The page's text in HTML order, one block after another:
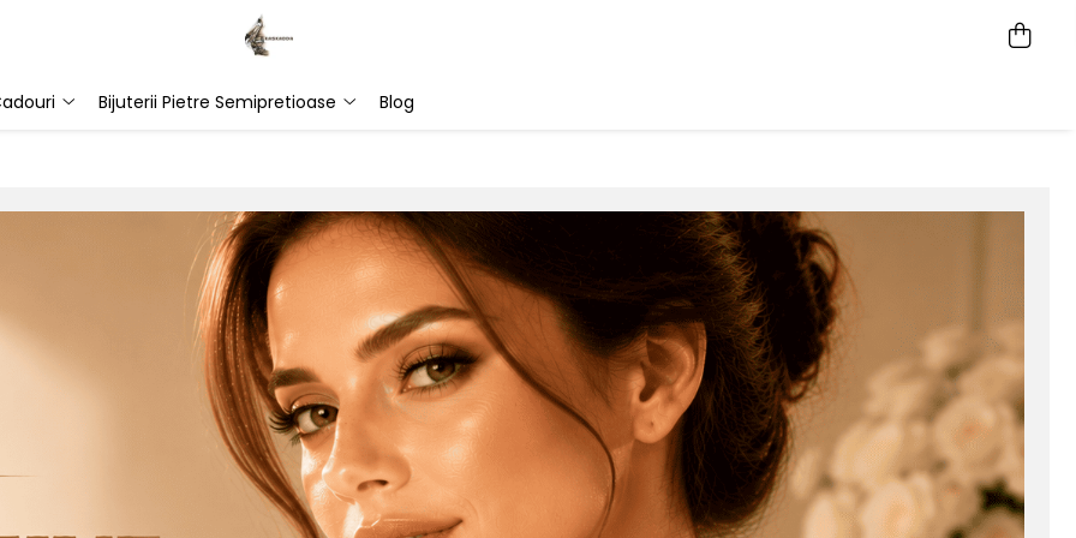
Bijuterii Pietre Semipretioase Blog